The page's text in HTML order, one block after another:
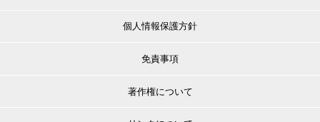
個人情報保護方針
免責事項
著作権について